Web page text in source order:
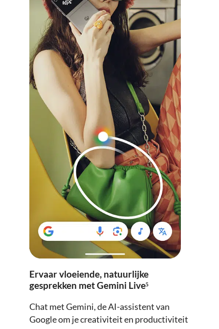
Ervaar vloeiende, natuurlijke
gesprekken met Gemini Live⁵
Chat met Gemini, de AI-assistent van
Google om je creativiteit en productiviteit